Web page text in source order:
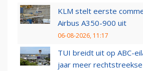
KLM stelt eerste
Airbus A350-900 uit
06-08-2026, 11:17
TUI breidt uit op ABC-
jaar meer